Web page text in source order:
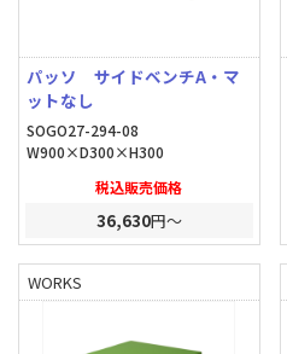
パッソ サイドベンチA・マ
ットなし
SOGO27-294-08
W900×D300×H300
税込販売価格
36,630円～
WORKS